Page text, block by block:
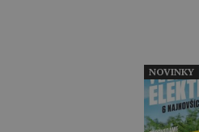
NOVINKY